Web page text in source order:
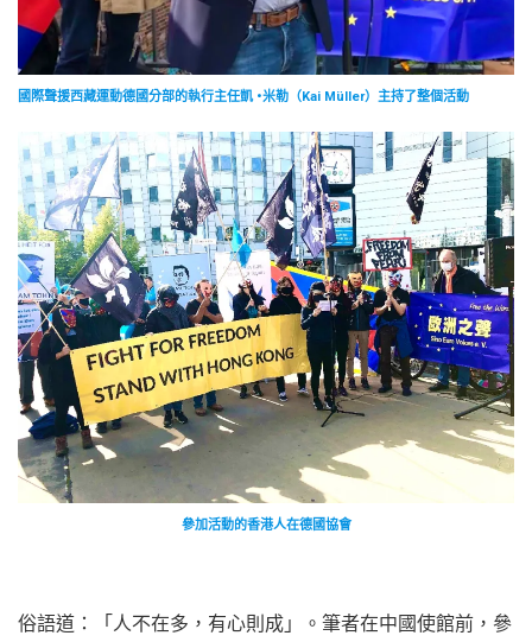
國際聲援西藏運動德國分部的執行主任凱 •米勒（Kai Müller）主持了整個活動
參加活動的香港人在德國協會
俗語道：「人不在多，有心則成」。筆者在中國使館前，參